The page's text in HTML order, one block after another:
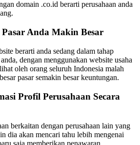
domain .co.id berarti perusahaan anda
Anda Makin Besar
berarti anda sedang dalam tahap
dengan menggunakan website usaha
oleh orang seluruh Indonesia malah
pasar semakin besar keuntungan.
Profil Perusahaan Secara
berkaitan dengan perusahaan lain yang
dia akan mencari tahu lebih mengenai